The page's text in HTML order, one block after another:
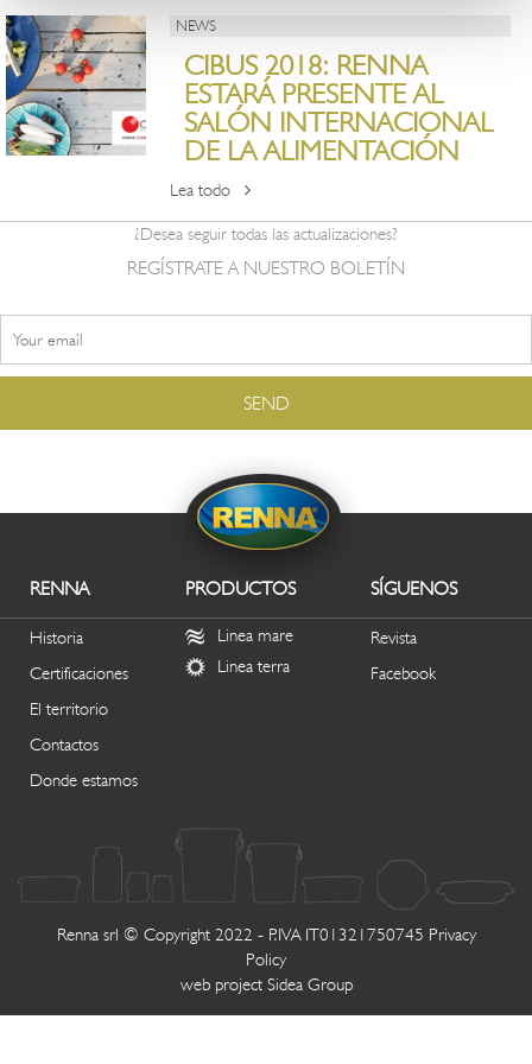
NEWS
CIBUS 2018: RENNA
ESTARÁ PRESENTE AL
SALÓN INTERNACIONAL
DE LA ALIMENTACIÓN
Lea todo
¿Desea seguir todas las actualizaciones?
REGÍSTRATE A NUESTRO BOLETÍN
RENNA
Historia
Certificaciones
El territorio
Contactos
Donde estamos
PRODUCTOS
Linea mare
Linea terra
SÍGUENOS
Revista
Facebook
Renna srl © Copyright 2022 - P.IVA IT01321750745 Privacy
Policy
web project Sidea Group